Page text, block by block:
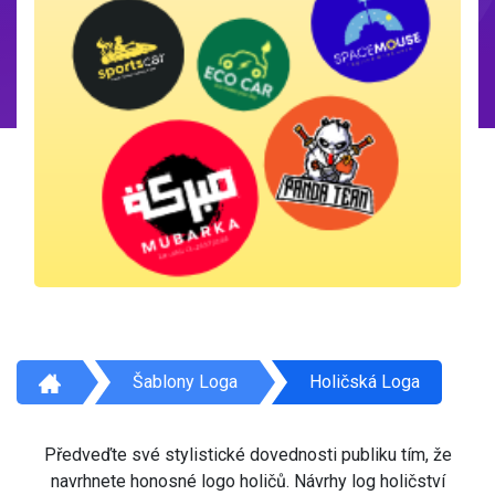
Šablony Loga Holičská Loga
Předveďte své stylistické dovednosti publiku tím, že
navrhnete honosné logo holičů. Návrhy log holičství